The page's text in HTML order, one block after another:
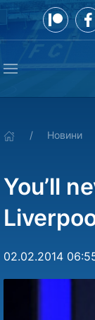
Новини
You’ll
02.02.2014